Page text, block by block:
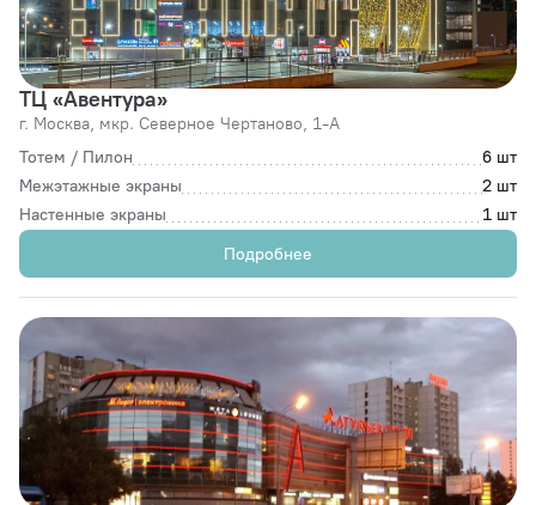
ТЦ «Авентура»
г. Москва, мкр. Северное Чертаново, 1-А
Тотем / Пилон
6 шт
Межэтажные экраны
2 шт
Настенные экраны
1 шт
Подробнее